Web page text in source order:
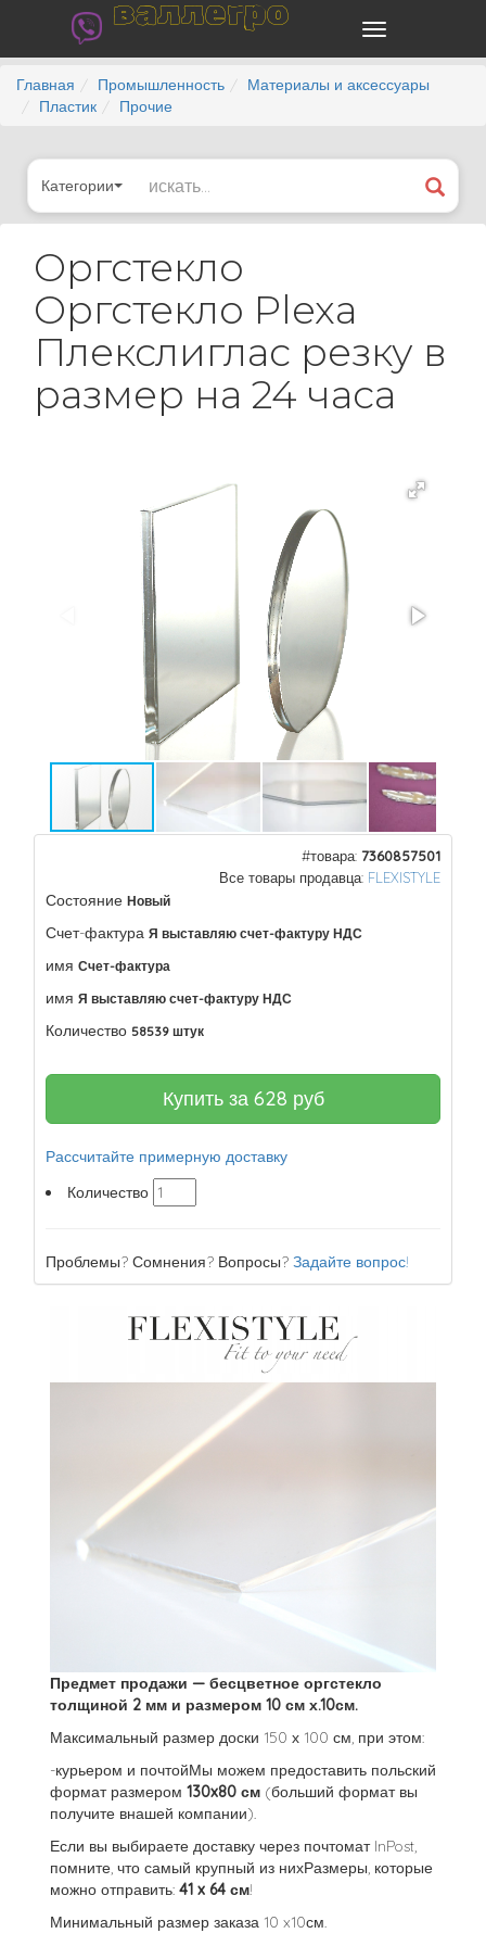
валлегро
Главная Промышленность
Материалы и аксессуары
Пластик
Прочие
Категории
Оргстекло
Оргстекло Plexa
Плекслиглас резку в
размер на 24 часа
#товара: 7360857501
Все товары продавца: FLEXISTYLE
Состояние Новый
Счет-фактура Я выставляю счет-фактуру НДС
имя Счет-фактура
имя Я выставляю счет-фактуру НДС
Количество 58539 штук
Купить за 628 руб
Рассчитайте примерную доставку
Количество
Проблемы? Сомнения? Вопросы? Задайте вопрос!
Предмет продажи — бесцветное оргстекло
толщиной 2 мм и размером 10 см х.10см.
Максимальный размер доски 150 х 100 см, при этом:
-курьером и почтойМы можем предоставить польский
формат размером 130x80 см (больший формат вы
получите внашей компании).
Если вы выбираете доставку через почтомат InPost,
помните, что самый крупный из нихРазмеры, которые
можно отправить: 41 x 64 см!
Минимальный размер заказа 10 x10см.